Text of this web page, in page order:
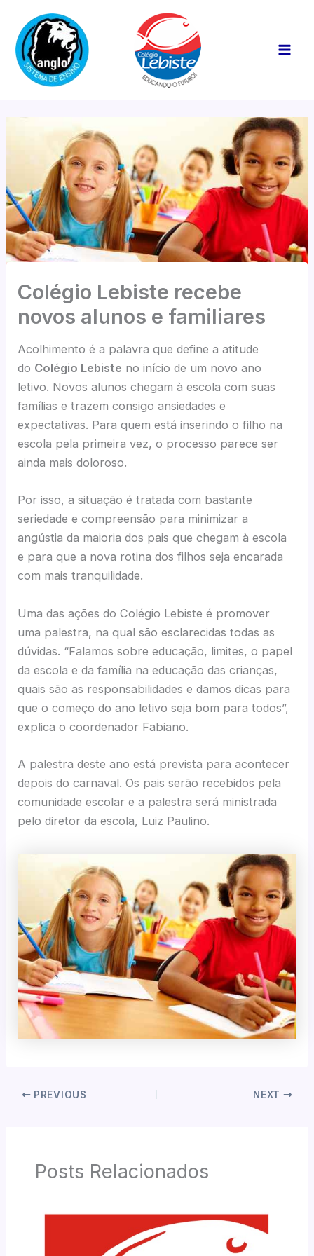
para
conteúdo
Colégio Lebiste recebe
novos alunos e familiares
Acolhimento é a palavra que define a atitude
do Colégio Lebiste no início de um novo ano
letivo. Novos alunos chegam à escola com suas
famílias e trazem consigo ansiedades e
expectativas. Para quem está inserindo o filho na
escola pela primeira vez, o processo parece ser
ainda mais doloroso.
Por isso, a situação é tratada com bastante
seriedade e compreensão para minimizar a
angústia da maioria dos pais que chegam à escola
e para que a nova rotina dos filhos seja encarada
com mais tranquilidade.
Uma das ações do Colégio Lebiste é promover
uma palestra, na qual são esclarecidas todas as
dúvidas. “Falamos sobre educação, limites, o papel
da escola e da família na educação das crianças,
quais são as responsabilidades e damos dicas para
que o começo do ano letivo seja bom para todos”,
explica o coordenador Fabiano.
A palestra deste ano está prevista para acontecer
depois do carnaval. Os pais serão recebidos pela
comunidade escolar e a palestra será ministrada
pelo diretor da escola, Luiz Paulino.
PREVIOUS NEXT
Posts Relacionados